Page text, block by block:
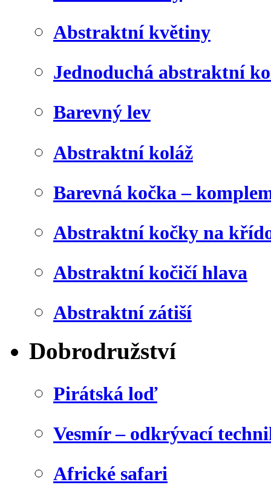
Abstraktní květiny
Jednoduchá abstraktní
Barevný lev
Abstraktní koláž
Barevná kočka –
Abstraktní kočky na
Abstraktní kočičí hlava
Abstraktní zátiší
Dobrodružství
Pirátská loď
Vesmír – odkrývací
Africké safari